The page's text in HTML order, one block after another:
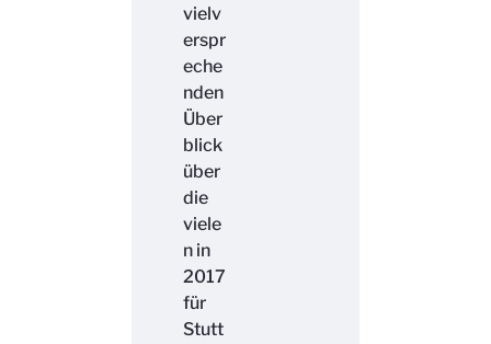
vielv
erspr
eche
nden
Über
blick
über
die
viele
n in
2017
für
Stutt